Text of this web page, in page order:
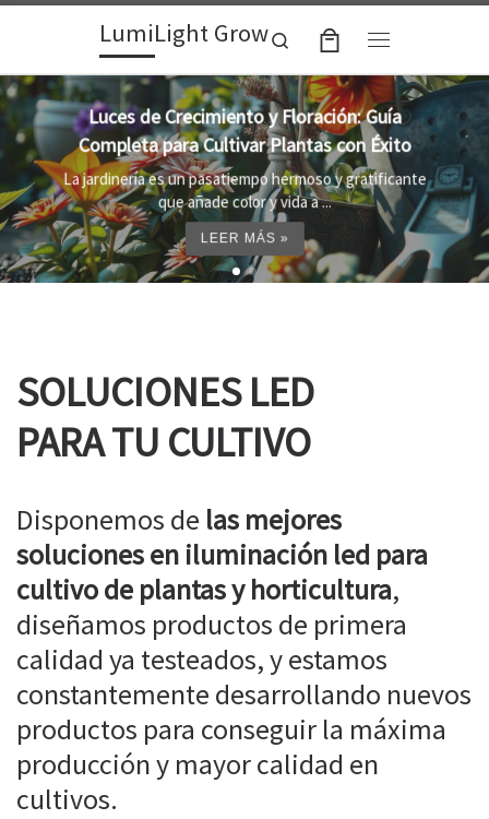
Skip to contentLumiLight Grow
Search
Lámparas para indoor: la clave para un
crecimiento óptimo de tus plantas
Al cultivar plantas en el interior, es importante
proporcionar el entorno adecuado ...
LEER MÁS »
SOLUCIONES LED
PARA TU CULTIVO
Disponemos de las mejores
soluciones en iluminación led para
cultivo de plantas y horticultura,
diseñamos productos de primera
calidad ya testeados, y estamos
constantemente desarrollando nuevos
productos para conseguir la máxima
producción y mayor calidad en
cultivos.